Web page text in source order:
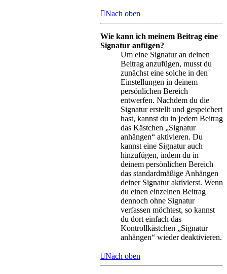
Nach oben
Wie kann ich meinem Beitrag eine
Signatur anfügen?
Um eine Signatur an deinen
Beitrag anzufügen, musst du
zunächst eine solche in den
Einstellungen in deinem
persönlichen Bereich
entwerfen. Nachdem du die
Signatur erstellt und gespeichert
hast, kannst du in jedem Beitrag
das Kästchen „Signatur
anhängen“ aktivieren. Du
kannst eine Signatur auch
hinzufügen, indem du in
deinem persönlichen Bereich
das standardmäßige Anhängen
deiner Signatur aktivierst. Wenn
du einen einzelnen Beitrag
dennoch ohne Signatur
verfassen möchtest, so kannst
du dort einfach das
Kontrollkästchen „Signatur
anhängen“ wieder deaktivieren.
Nach oben